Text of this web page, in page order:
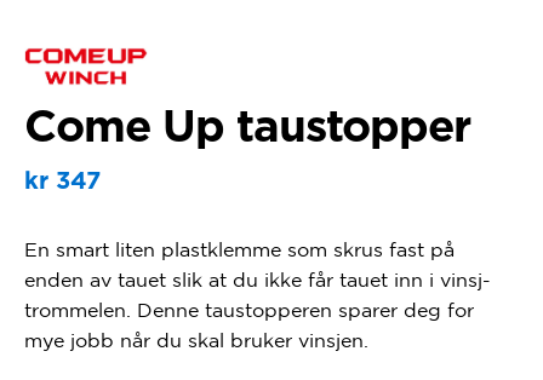
Come Up taustopper
kr347
En smart liten plastklemme som skrus fast på
enden av tauet slik at du ikke får tauet inn i vinsj-
trommelen. Denne taustopperen sparer deg for
mye jobb når du skal bruker vinsjen.